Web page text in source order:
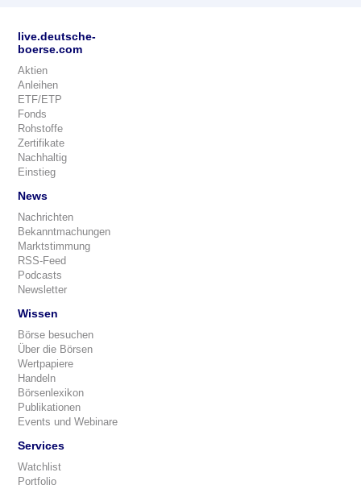
live.deutsche-
boerse.com
Aktien
Anleihen
ETF/ETP
Fonds
Rohstoffe
Zertifikate
Nachhaltig
Einstieg
News
Nachrichten
Bekanntmachungen
Marktstimmung
RSS-Feed
Podcasts
Newsletter
Wissen
Börse besuchen
Über die Börsen
Wertpapiere
Handeln
Börsenlexikon
Publikationen
Events und Webinare
Services
Watchlist
Portfolio